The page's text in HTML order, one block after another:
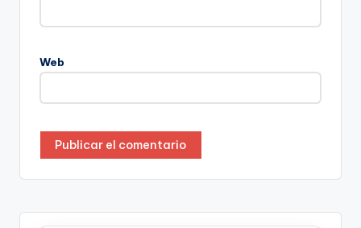
Web